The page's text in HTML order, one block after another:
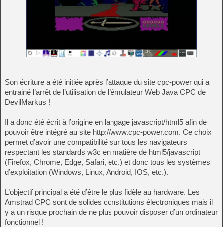
Son écriture a été initiée après l’attaque du site cpc-power qui a
entrainé l’arrêt de l’utilisation de l’émulateur Web Java CPC de
DevilMarkus !
Il a donc été écrit à l’origine en langage javascript/html5 afin de
pouvoir être intégré au site http://www.cpc-power.com. Ce choix
permet d’avoir une compatibilité sur tous les navigateurs
respectant les standards w3c en matière de html5/javascript
(Firefox, Chrome, Edge, Safari, etc.) et donc tous les systèmes
d’exploitation (Windows, Linux, Android, IOS, etc.).
L’objectif principal a été d’être le plus fidèle au hardware. Les
Amstrad CPC sont de solides constitutions électroniques mais il
y a un risque prochain de ne plus pouvoir disposer d’un ordinateur
fonctionnel !